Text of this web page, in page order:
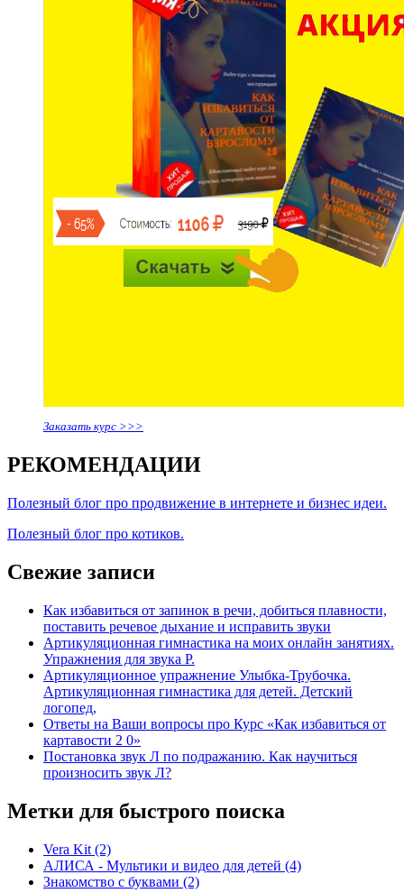
Заказать курс >>>
РЕКОМЕНДАЦИИ
Полезный блог про продвижение в интернете и бизнес идеи.
Полезный блог про котиков.
Свежие записи
Как избавиться от запинок в речи, добиться плавности,
поставить речевое дыхание и исправить звуки
Артикуляционная гимнастика на моих онлайн занятиях.
Упражнения для звука Р.
Артикуляционное упражнение Улыбка-Трубочка.
Артикуляционная гимнастика для детей. Детский
логопед,
Ответы на Ваши вопросы про Курс «Как избавиться от
картавости 2 0»
Постановка звук Л по подражанию. Как научиться
произносить звук Л?
Метки для быстрого поиска
Vera Kit (2)
АЛИСА - Мультики и видео для детей (4)
Знакомство с буквами (2)